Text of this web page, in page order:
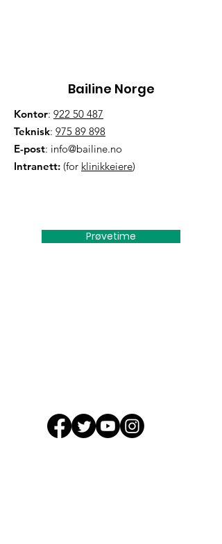
Bailine Norge
Kontor: 922 50 487
Teknisk: 975 89 898
E-post: info@bailine.no
Intranett: (for klinikkeiere)
Prøvetime